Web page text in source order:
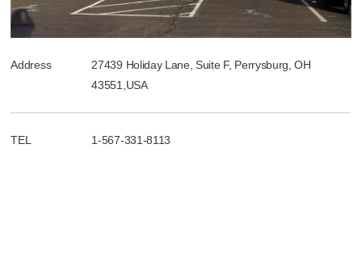
Address
27439 Holiday Lane, Suite F, Perrysburg, OH
43551,USA
TEL 1-567-331-8113